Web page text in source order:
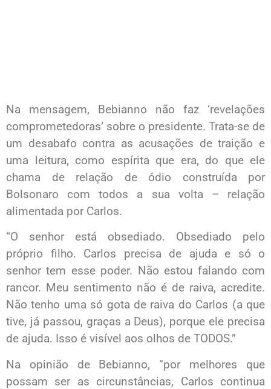
Na mensagem, Bebianno não faz ‘revelações
comprometedoras’ sobre o presidente. Trata-se de
um desabafo contra as acusações de traição e
uma leitura, como espírita que era, do que ele
chama de relação de ódio construída por
Bolsonaro com todos a sua volta – relação
alimentada por Carlos.
“O senhor está obsediado. Obsediado pelo
próprio filho. Carlos precisa de ajuda e só o
senhor tem esse poder. Não estou falando com
rancor. Meu sentimento não é de raiva, acredite.
Não tenho uma só gota de raiva do Carlos (a que
tive, já passou, graças a Deus), porque ele precisa
de ajuda. Isso é visível aos olhos de TODOS.”
Na opinião de Bebianno, “por melhores que
possam ser as circunstâncias, Carlos continua